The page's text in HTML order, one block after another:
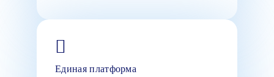
Единая платформа